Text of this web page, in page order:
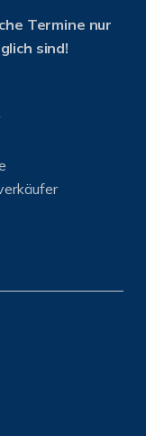
Termine nur
sind!